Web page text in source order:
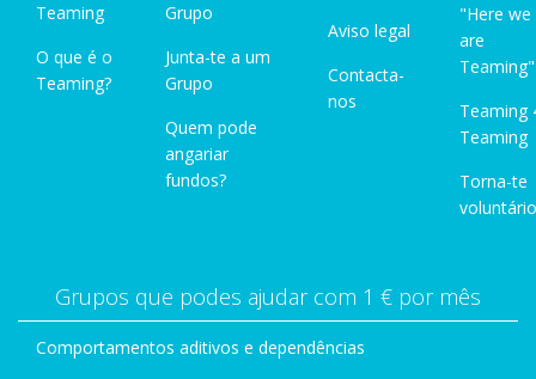
Teaming
O que é o
Teaming?
Grupo
Junta-te a um
Grupo
Quem pode
angariar
fundos?
Aviso legal
Contacta-
nos
"Here we
are
Teaming"
Teaming
Teaming
Torna-te
Grupos que podes ajudar com 1 € por mês
Comportamentos aditivos e dependências